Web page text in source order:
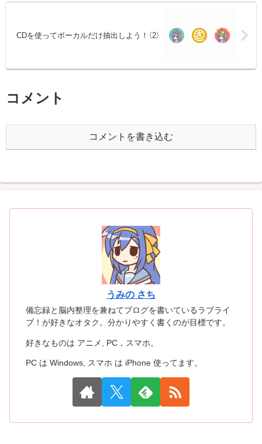
CDを使ってボーカルだけ抽出しよう！（2）
コメント
コメントを書き込む
うみの さち
備忘録と脳内整理を兼ねてブログを書いているラブライ
ブ！が好きなオタク。分かりやすく書くのが目標です。
好きなものは アニメ, PC，スマホ。
PC は Windows, スマホ は iPhone 使ってます。